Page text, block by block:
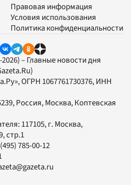
Правовая информация
Условия использования
Политика конфиденциальности
– Главные новости дня
, ОГРН 1067761730376, ИНН
Россия, Москва, Коптевская
117105, г. Москва,
стр.1
785-00-12